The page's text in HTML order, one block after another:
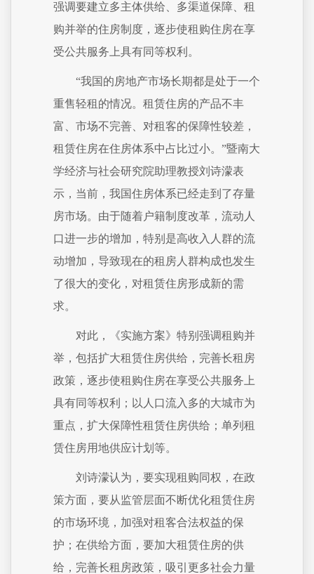
强调要建立多主体供给、多渠道保障、租
购并举的住房制度，逐步使租购住房在享
受公共服务上具有同等权利。
“我国的房地产市场长期都是处于一个
重售轻租的情况。租赁住房的产品不丰
富、市场不完善、对租客的保障性较差，
租赁住房在住房体系中占比过小。”暨南大
学经济与社会研究院助理教授刘诗濛表
示，当前，我国住房体系已经走到了存量
房市场。由于随着户籍制度改革，流动人
口进一步的增加，特别是高收入人群的流
动增加，导致现在的租房人群构成也发生
了很大的变化，对租赁住房形成新的需
求。
对此，《实施方案》特别强调租购并
举，包括扩大租赁住房供给，完善长租房
政策，逐步使租购住房在享受公共服务上
具有同等权利；以人口流入多的大城市为
重点，扩大保障性租赁住房供给；单列租
赁住房用地供应计划等。
刘诗濛认为，要实现租购同权，在政
策方面，要从监管层面不断优化租赁住房
的市场环境，加强对租客合法权益的保
护；在供给方面，要加大租赁住房的供
给，完善长租房政策，吸引更多社会力量